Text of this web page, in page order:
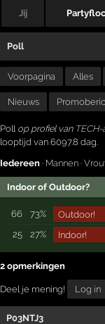
Jij
Poll
Voorpagina Alles
Nieuws
Poll op profiel van
looptijd van 6097.8 dag.
Iedereen · Mannen ·
Indoor of Outdoor?
66 73%
Outdoor!
25
27% Indoor!
2 opmerkingen
Deel je mening! Log in
P03NTJ3